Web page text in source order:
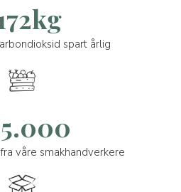
spart årlig
våre smakhandverkere